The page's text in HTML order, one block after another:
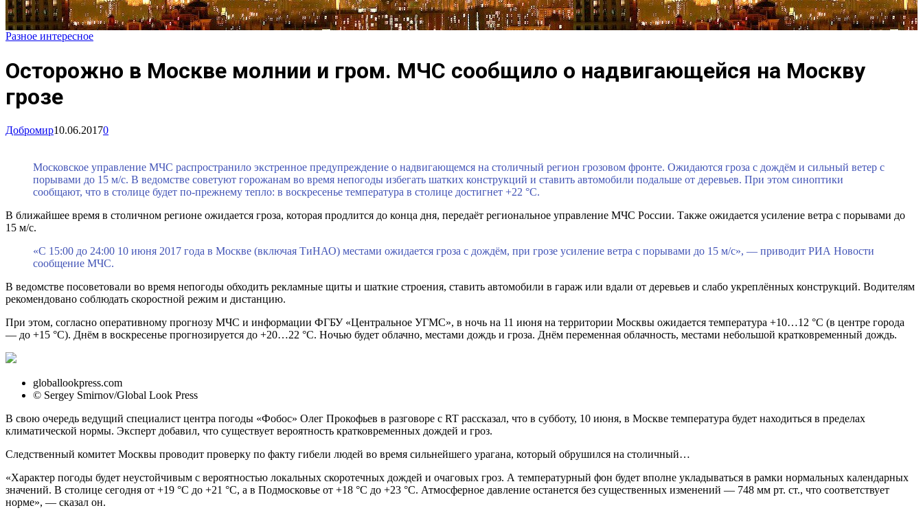
Разное интересное
Осторожно в Москве молнии и гром. МЧС сообщило о надвигающейся на Москву
грозе
Добромир10.06.20170
Московское управление МЧС распространило экстренное предупреждение о надвигающемся на столичный регион грозовом фронте. Ожидаются гроза с дождём и сильный ветер с
порывами до 15 м/с. В ведомстве советуют горожанам во время непогоды избегать шатких конструкций и ставить автомобили подальше от деревьев. При этом синоптики
сообщают, что в столице будет по-прежнему тепло: в воскресенье температура в столице достигнет +22 °C.
В ближайшее время в столичном регионе ожидается гроза, которая продлится до конца дня, передаёт региональное управление МЧС России. Также ожидается усиление ветра с порывами до
15 м/с.
«С 15:00 до 24:00 10 июня 2017 года в Москве (включая ТиНАО) местами ожидается гроза с дождём, при грозе усиление ветра с порывами до 15 м/с», — приводит РИА Новости
сообщение МЧС.
В ведомстве посоветовали во время непогоды обходить рекламные щиты и шаткие строения, ставить автомобили в гараж или вдали от деревьев и слабо укреплённых конструкций. Водителям
рекомендовано соблюдать скоростной режим и дистанцию.
При этом, согласно оперативному прогнозу МЧС и информации ФГБУ «Центральное УГМС», в ночь на 11 июня на территории Москвы ожидается температура +10…12 °С (в центре города
— до +15 °С). Днём в воскресенье прогнозируется до +20…22 °С. Ночью будет облачно, местами дождь и гроза. Днём переменная облачность, местами небольшой кратковременный дождь.
globallookpress.com
© Sergey Smirnov/Global Look Press
В свою очередь ведущий специалист центра погоды «Фобос» Олег Прокофьев в разговоре с RT рассказал, что в субботу, 10 июня, в Москве температура будет находиться в пределах
климатической нормы. Эксперт добавил, что существует вероятность кратковременных дождей и гроз.
Следственный комитет Москвы проводит проверку по факту гибели людей во время сильнейшего урагана, который обрушился на столичный…
«Характер погоды будет неустойчивым с вероятностью локальных скоротечных дождей и очаговых гроз. А температурный фон будет вполне укладываться в рамки нормальных календарных
значений. В столице сегодня от +19 °C до +21 °C, а в Подмосковье от +18 °C до +23 °C. Атмосферное давление останется без существенных изменений — 748 мм рт. ст., что соответствует
норме», — сказал он.